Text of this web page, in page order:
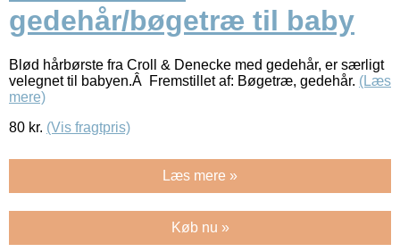
gedehår/bøgetræ til baby
Blød hårbørste fra Croll & Denecke med gedehår, er særligt
velegnet til babyen.Â Fremstillet af: Bøgetræ, gedehår. (Læs
mere)
80 kr. (Vis fragtpris)
Læs mere »
Køb nu »